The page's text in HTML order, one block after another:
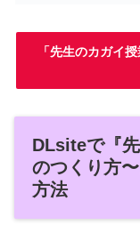
「先生のカガイ
DLsiteで『
のつくり方
方法